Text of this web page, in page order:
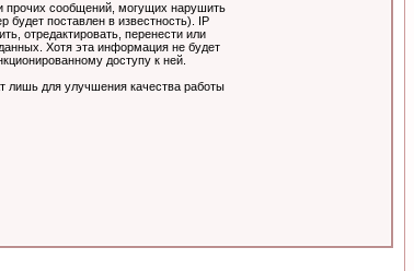
прочих сообщений, могущих нарушить
поставлен в известность). IP
отредактировать, перенести или
Хотя эта информация не будет
доступу к ней.
для улучшения качества работы